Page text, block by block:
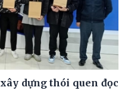
dựng thói quen đọc